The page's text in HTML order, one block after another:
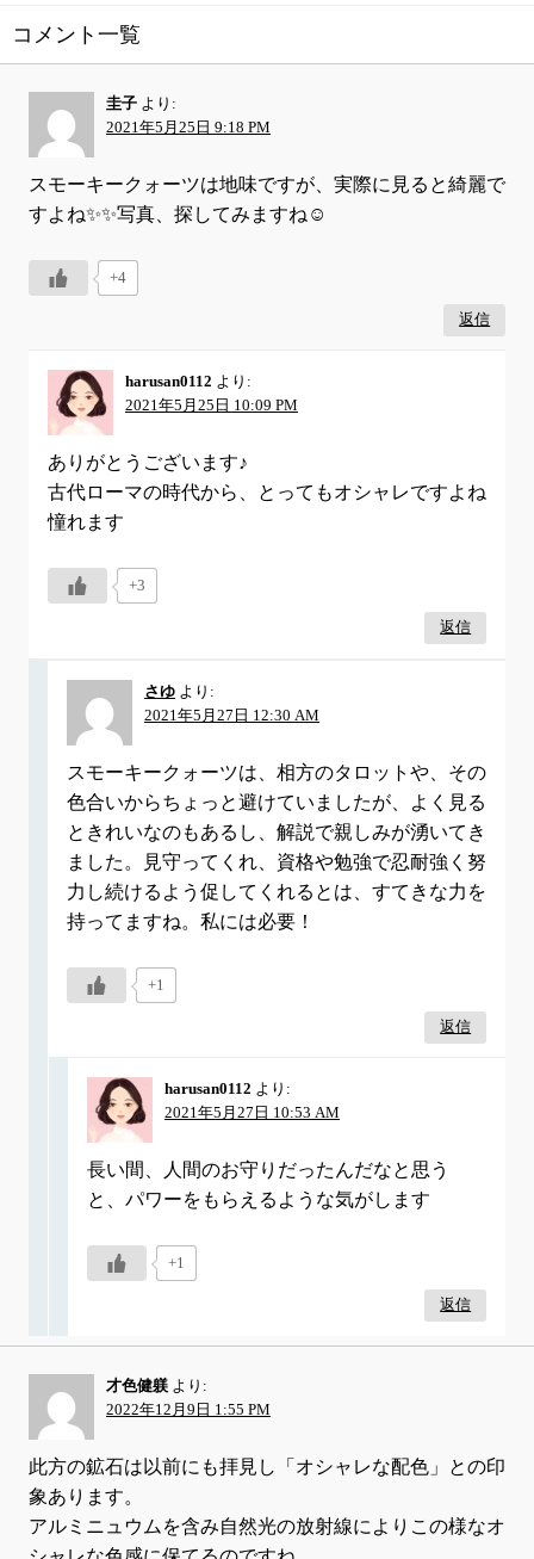
コメント一覧
圭子 より:
2021年5月25日 9:18 PM
スモーキークォーツは地味ですが、実際に見ると綺麗で
すよね✨✨写真、探してみますね☺️
+4
返信
harusan0112 より:
2021年5月25日 10:09 PM
ありがとうございます♪
古代ローマの時代から、とってもオシャレですよね
憧れます
+3
返信
さゆ より:
2021年5月27日 12:30 AM
スモーキークォーツは、相方のタロットや、その
色合いからちょっと避けていましたが、よく見る
ときれいなのもあるし、解説で親しみが湧いてき
ました。見守ってくれ、資格や勉強で忍耐強く努
力し続けるよう促してくれるとは、すてきな力を
持ってますね。私には必要！
+1
返信
harusan0112 より:
2021年5月27日 10:53 AM
長い間、人間のお守りだったんだなと思う
と、パワーをもらえるような気がします
+1
返信
才色健躾 より:
2022年12月9日 1:55 PM
此方の鉱石は以前にも拝見し「オシャレな配色」との印
象あります。
アルミニュウムを含み自然光の放射線によりこの様なオ